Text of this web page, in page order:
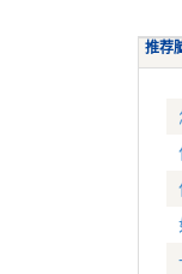
推荐